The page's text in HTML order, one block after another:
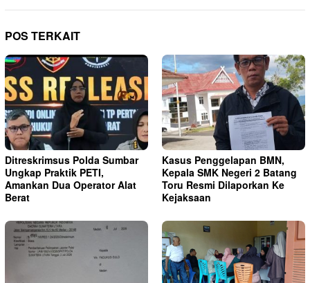
POS TERKAIT
Ditreskrimsus Polda Sumbar
Ungkap Praktik PETI,
Amankan Dua Operator Alat
Berat
Kasus Penggelapan BMN,
Kepala SMK Negeri 2 Batang
Toru Resmi Dilaporkan Ke
Kejaksaan